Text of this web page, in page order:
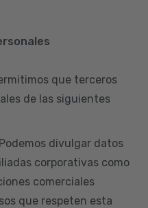
que terceros
de las siguientes
Podemos divulgar datos
corporativas como
comerciales
que respeten esta